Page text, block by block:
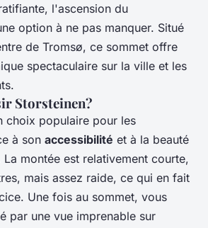
l'ascension du
option à ne pas manquer. Situé
de Tromsø, ce sommet offre
spectaculaire sur la ville et les
Storsteinen?
choix populaire pour les
à son accessibilité et à la beauté
montée est relativement courte,
mais assez raide, ce qui en fait
Une fois au sommet, vous
par une vue imprenable sur